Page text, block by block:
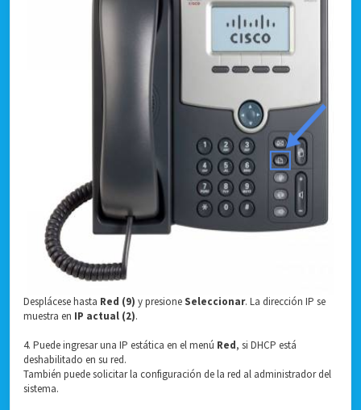
Desplácese hasta Red (9) y presione Seleccionar. La dirección IP se
muestra en IP actual (2).
4. Puede ingresar una IP estática en el menú Red, si DHCP está
deshabilitado en su red.
También puede solicitar la configuración de la red al administrador del
sistema.